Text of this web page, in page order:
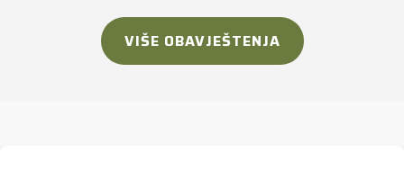
VIŠE OBAVJEŠTENJA